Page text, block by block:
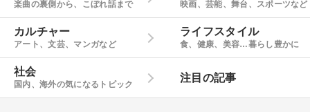
楽曲の裏側から、こぼれ話まで 映画、芸能、舞台、スポーツなど
カルチャー
アート、文芸、マンガなど
ライフスタイル
食、健康、美容…暮らし豊かに
社会
国内、海外の気になるトピック
注目の記事